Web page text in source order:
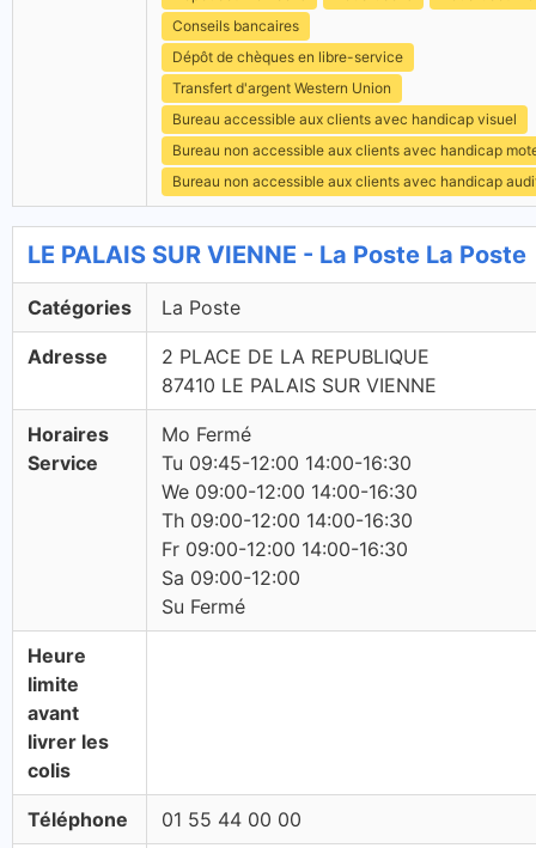
Conseils bancaires
Dépôt de chèques en libre-service
Transfert d'argent Western Union
Bureau accessible aux clients avec handicap visuel
Bureau non accessible aux clients avec handicap
Bureau non accessible aux clients avec handicap
LE PALAIS SUR VIENNE - La Poste La Poste
Catégories La Poste
Adresse
2 PLACE DE LA REPUBLIQUE
87410 LE PALAIS SUR VIENNE
Horaires
Service
Mo Fermé
Tu 09:45-12:00 14:00-16:30
We 09:00-12:00 14:00-16:30
Th 09:00-12:00 14:00-16:30
Fr 09:00-12:00 14:00-16:30
Sa 09:00-12:00
Su Fermé
Heure
limite
avant
livrer les
colis
Téléphone 01 55 44 00 00